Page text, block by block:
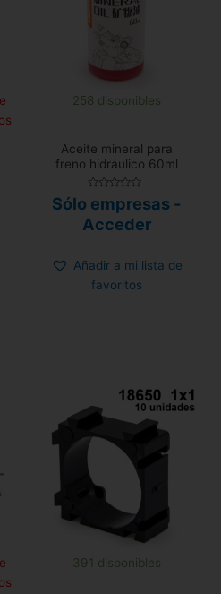
258 disponibles
Aceite mineral para
freno hidráulico 60ml
con
0
de
Sólo empresas -
Acceder
Añadir a mi lista de
favoritos
391 disponibles